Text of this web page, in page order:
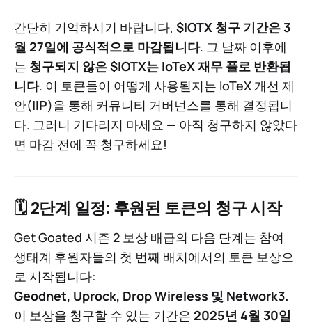
간단히 기억하시기 바랍니다, $IOTX 청구 기간은 3
월 27일에 공식적으로 마감됩니다. 그 날짜 이후에
는 청구되지 않은 $IOTX는 IoTeX 재무 풀로 반환됩
니다. 이 토큰들이 어떻게 사용될지는 IoTeX 개선 제
안(IIP)을 통해 커뮤니티 거버넌스를 통해 결정됩니
다. 그러니 기다리지 마세요 — 아직 청구하지 않았다
면 마감 전에 꼭 청구하세요!
🗓 2단계 일정: 후원된 토큰의 청구 시작
Get Goated 시즌 2 보상 배급의 다음 단계는 참여
생태계 후원자들의 첫 번째 배치에서의 토큰 보상으
로 시작됩니다:
Geodnet, Uprock, Drop Wireless 및 Network3.
이 보상을 청구할 수 있는 기간은 2025년 4월 30일